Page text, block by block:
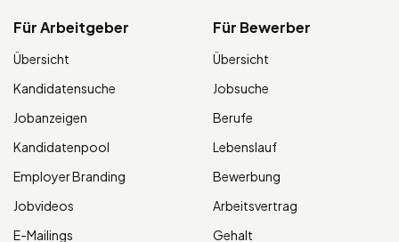
Für Arbeitgeber
Übersicht
Kandidatensuche
Jobanzeigen
Kandidatenpool
Employer Branding
Jobvideos
E-Mailings
Für Bewerber
Übersicht
Jobsuche
Berufe
Lebenslauf
Bewerbung
Arbeitsvertrag
Gehalt